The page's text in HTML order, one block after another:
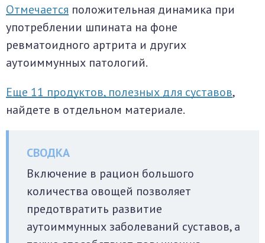
Отмечается положительная динамика при
употреблении шпината на фоне
ревматоидного артрита и других
аутоиммунных патологий.
Еще 11 продуктов, полезных для суставов,
найдете в отдельном материале.
Включение в рацион большого
количества овощей позволяет
предотвратить развитие
аутоиммунных заболеваний суставов, а